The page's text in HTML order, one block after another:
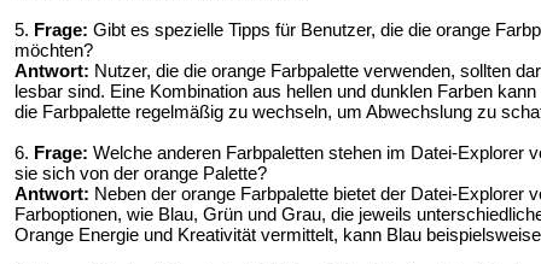
5. Frage: Gibt es spezielle Tipps für Benutzer, die die orange
möchten?
Antwort: Nutzer, die die orange Farbpalette verwenden, sollten
lesbar sind. Eine Kombination aus hellen und dunklen Farben
die Farbpalette regelmäßig zu wechseln, um Abwechslung zu
6. Frage: Welche anderen Farbpaletten stehen im Datei-Explorer
sie sich von der orange Palette?
Antwort: Neben der orange Farbpalette bietet der Datei-Explorer
Farboptionen, wie Blau, Grün und Grau, die jeweils
Orange Energie und Kreativität vermittelt, kann Blau